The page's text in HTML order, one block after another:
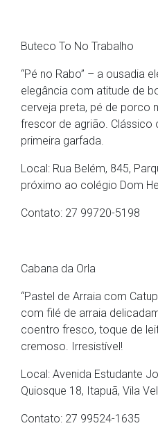
Buteco To No Trabalho
“Pé no Rabo” – a ousadia
elegância com atitude de
cerveja preta, pé de porco
frescor de agrião. Clássico
primeira garfada.
Local: Rua Belém, 845,
próximo ao colégio Dom
Contato: 27 99720-5198
Cabana da Orla
“Pastel de Arraia com
com filé de arraia
coentro fresco, toque de
cremoso. Irresistível!
Local: Avenida Estudante
Quiosque 18, Itapuã, Vila
Contato: 27 99524-1635